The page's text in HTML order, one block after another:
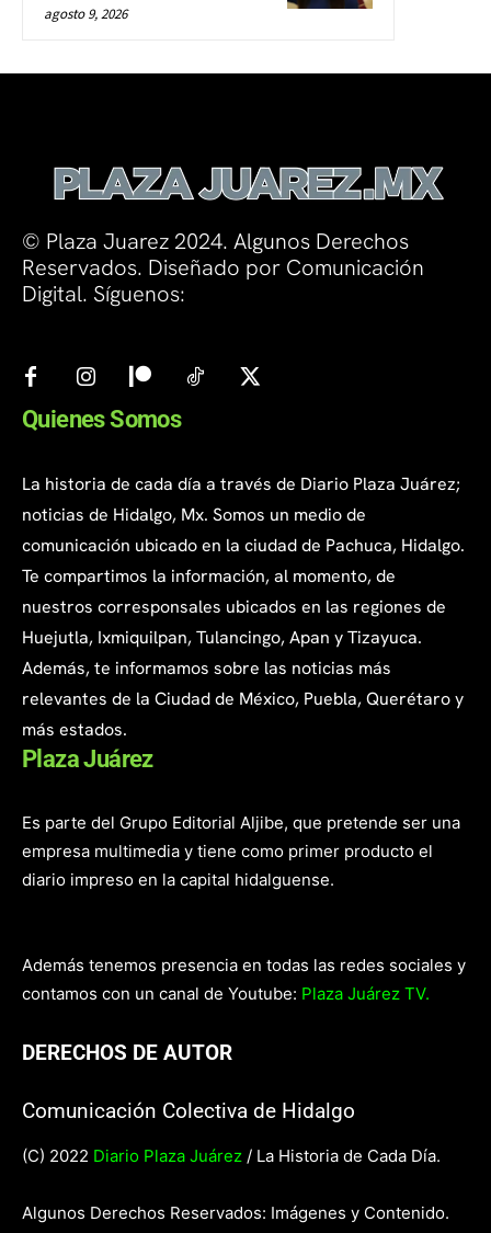
agosto 9, 2026
© Plaza Juarez 2024. Algunos Derechos
Reservados. Diseñado por Comunicación
Digital. Síguenos:
Quienes Somos
La historia de cada día a través de Diario Plaza Juárez;
noticias de Hidalgo, Mx. Somos un medio de
comunicación ubicado en la ciudad de Pachuca, Hidalgo.
Te compartimos la información, al momento, de
nuestros corresponsales ubicados en las regiones de
Huejutla, Ixmiquilpan, Tulancingo, Apan y Tizayuca.
Además, te informamos sobre las noticias más
relevantes de la Ciudad de México, Puebla, Querétaro y
más estados.
Plaza Juárez
Es parte del Grupo Editorial Aljibe, que pretende ser una
empresa multimedia y tiene como primer producto el
diario impreso en la capital hidalguense.
Además tenemos presencia en todas las redes sociales y
contamos con un canal de Youtube: Plaza Juárez TV.
DERECHOS DE AUTOR
Comunicación Colectiva de Hidalgo
(C) 2022 Diario Plaza Juárez / La Historia de Cada Día.
Algunos Derechos Reservados: Imágenes y Contenido.